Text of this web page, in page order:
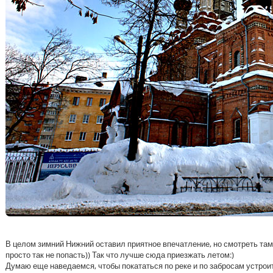
В целом зимний Нижний оставил приятное впечатление, но смотреть
просто так не попасть)) Так что лучше сюда приезжать летом:)
Думаю еще наведаемся, чтобы покататься по реке и по забросам